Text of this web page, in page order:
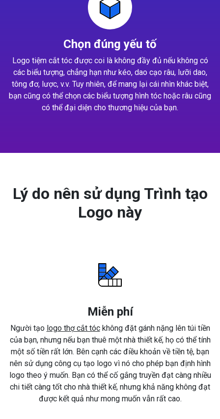
Chọn đúng yếu tố
Logo tiệm cắt tóc được coi là không đầy đủ nếu không có
các biểu tượng, chẳng hạn như kéo, dao cạo râu, lưỡi dao,
tông đơ, lược, v.v. Tuy nhiên, để mang lại cái nhìn khác biệt,
bạn cũng có thể chọn các biểu tượng hình tóc hoặc râu cũng
có thể đại diện cho thương hiệu của bạn.
Lý do nên sử dụng Trình tạo
Logo này
Miễn phí
Người tạo logo thợ cắt tóckhông đặt gánh nặng lên túi tiền
của bạn, nhưng nếu bạn thuê một nhà thiết kế, họ có thể tính
một số tiền rất lớn. Bên cạnh các điều khoản về tiền tệ, bạn
nên sử dụng công cụ tạo logo vì nó cho phép bạn định hình
logo theo ý muốn. Bạn có thể cố gắng truyền đạt càng nhiều
chi tiết càng tốt cho nhà thiết kế, nhưng khả năng không đạt
được kết quả như mong muốn vẫn rất cao.